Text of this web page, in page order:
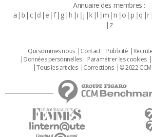
Annuaire des membres :
a b c d e f g h i j k l m n o p q r
z
Qui sommes nous Contact Publicité
Données personnelles
Paramétrer les cookies
Tous les articles
Corrections © 2022